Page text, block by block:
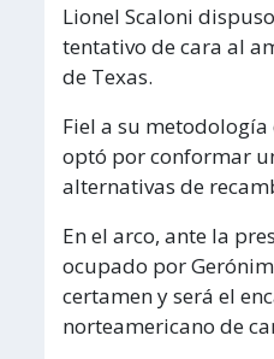
Lionel Scaloni
tentativo de cara al
de Texas.
Fiel a su
optó por conformar
alternativas de
En el arco, ante la
ocupado por
certamen y será el
norteamericano de